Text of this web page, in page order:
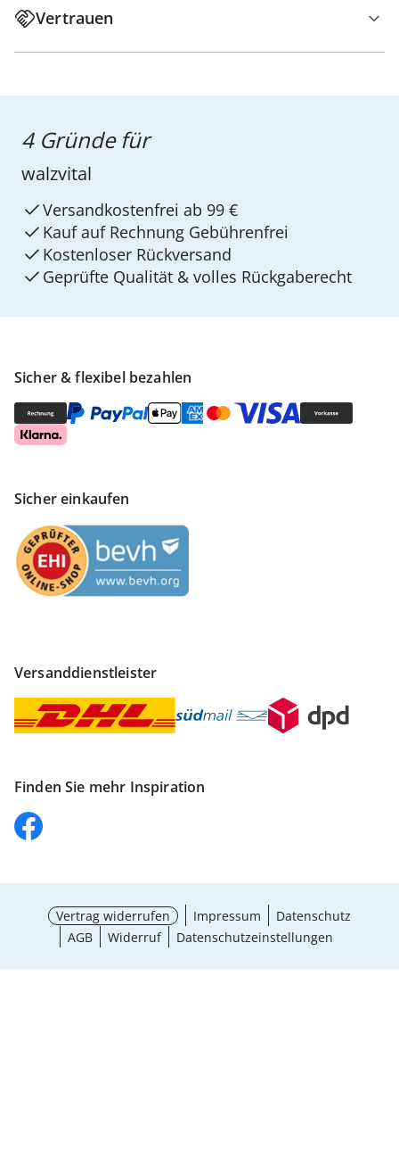
Vertrauen
Sicher & flexibel bezahlen
Sicher einkaufen
Versanddienstleister
Finden Sie mehr Inspiration
4 Gründe für
walzvital
Versandkostenfrei ab 99 €
Kauf auf Rechnung Gebührenfrei
Kostenloser Rückversand
Geprüfte Qualität & volles Rückgaberecht
Vertrag widerrufen Impressum
Datenschutz
AGB
Widerruf Datenschutzeinstellungen